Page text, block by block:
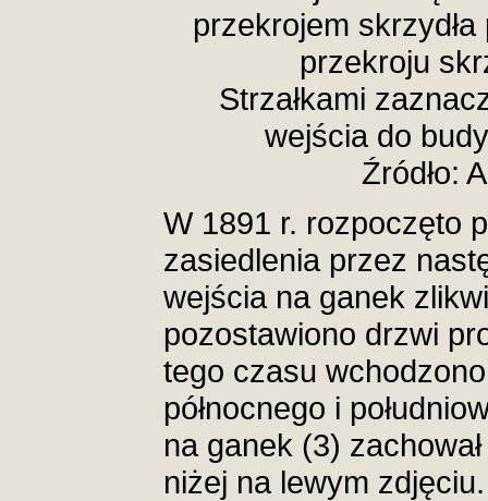
przekrojem
przekroju
Strzałkami
wejścia do
Źródło:
W 1891 r. rozpoczęto
zasiedlenia przez
wejścia na ganek
pozostawiono drzwi
tego czasu
północnego i
na ganek (3)
niżej na lewym zdjęciu.